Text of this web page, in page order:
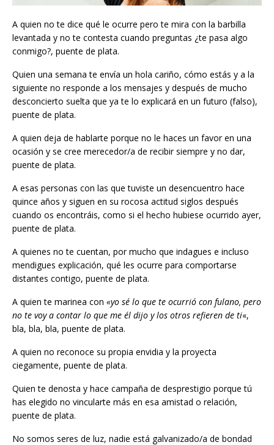
A quien no te dice qué le ocurre pero te mira con la barbilla
levantada y no te contesta cuando preguntas ¿te pasa algo
conmigo?, puente de plata.
Quien una semana te envía un hola cariño, cómo estás y a la
siguiente no responde a los mensajes y después de mucho
desconcierto suelta que ya te lo explicará en un futuro (falso),
puente de plata.
A quien deja de hablarte porque no le haces un favor en una
ocasión y se cree merecedor/a de recibir siempre y no dar,
puente de plata.
A esas personas con las que tuviste un desencuentro hace
quince años y siguen en su rocosa actitud siglos después
cuando os encontráis, como si el hecho hubiese ocurrido ayer,
puente de plata.
A quienes no te cuentan, por mucho que indagues e incluso
mendigues explicación, qué les ocurre para comportarse
distantes contigo, puente de plata.
A quien te marinea con «yo sé lo que te ocurrió con fulano, pero
no te voy a contar lo que me él dijo y los otros refieren de ti«,
bla, bla, bla, puente de plata.
A quien no reconoce su propia envidia y la proyecta
ciegamente, puente de plata.
Quien te denosta y hace campaña de desprestigio porque tú
has elegido no vincularte más en esa amistad o relación,
puente de plata.
No somos seres de luz, nadie está galvanizado/a de bondad